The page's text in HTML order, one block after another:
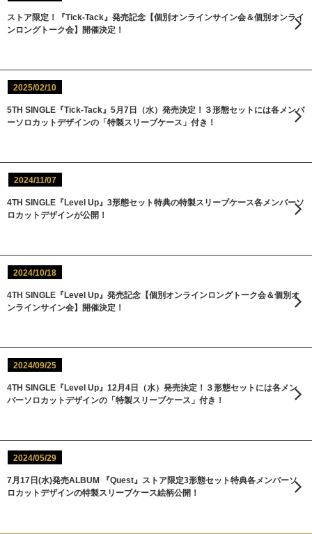
ストア限定！『Tick-Tack』発売記念【個別オンラインサイン会＆個別オンライ
ンロングトーク会】開催決定！
2025/02/10
5TH SINGLE『Tick-Tack』5月7日（水）発売決定！３形態セットには各メンバ
ーソロカットデザインの「特製スリーブケース」付き！
2024/11/07
4TH SINGLE『Level Up』3形態セット特典の特製スリーブケース各メンバーソ
ロカットデザインが公開！
2024/10/18
4TH SINGLE『Level Up』発売記念【個別オンラインロングトーク会＆個別オ
ンラインサイン会】開催決定！
2024/09/25
4TH SINGLE『Level Up』12月4日（水）発売決定！３形態セットには各メン
バーソロカットデザインの「特製スリーブケース」付き！
2024/05/29
7月17日(水)発売ALBUM 『Quest』ストア限定3形態セット特典各メンバーソ
ロカットデザインの特製スリーブケース絵柄公開！